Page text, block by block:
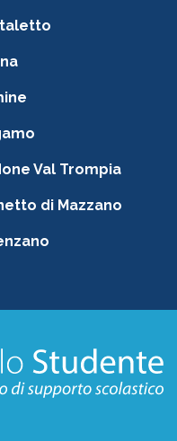
Val Trompia
di Mazzano